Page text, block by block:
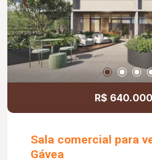
R$
Sala comercial para
Gávea